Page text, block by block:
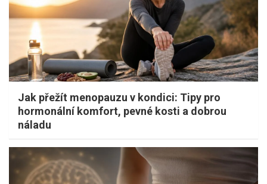
Jak přežít menopauzu v kondici: Tipy pro
hormonální komfort, pevné kosti a dobrou
náladu